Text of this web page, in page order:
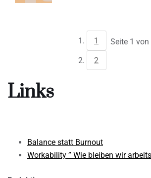
1
2
Seite 1 von
Links
Balance statt Burnout
Workability ” Wie bleiben wir